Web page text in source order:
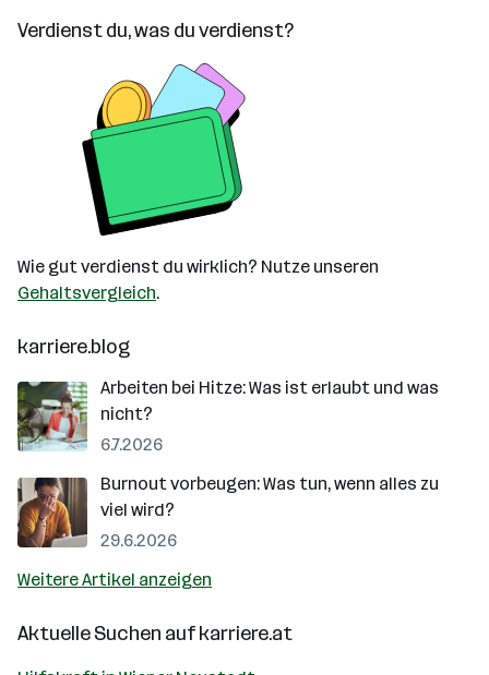
Verdienst du, was du verdienst?
Wie gut verdienst du wirklich? Nutze unseren
Gehaltsvergleich.
karriere.blog
Arbeiten bei Hitze: Was ist erlaubt und was
nicht?
6.7.2026
Burnout vorbeugen: Was tun, wenn alles zu
viel wird?
29.6.2026
Weitere Artikel anzeigen
Aktuelle Suchen aufkarriere.at